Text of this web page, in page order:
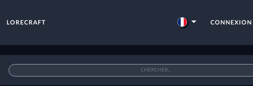
LORECRAFT CONNEXION